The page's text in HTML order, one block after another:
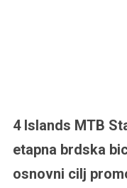
4 Islands MTB
etapna brdska
osnovni cilj